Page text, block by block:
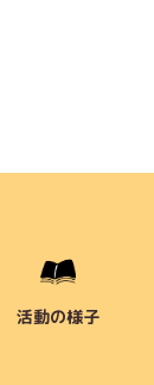
活動の様子